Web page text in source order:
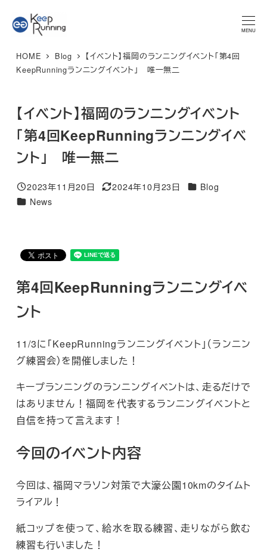
イ
MENU
★マラソンプラン 体験レッスン★ 特別限定価格 3,300円 → ご
予約はこちら
HOME Blog
【イベント】福岡のランニングイベント「第4回
KeepRunningランニングイベント」 唯一無二
【イベント】福岡のランニングイベント
「第4回KeepRunningランニングイベ
ント」 唯一無二
投稿日
2023年11月20日
更新日
2024年10月23日 カテゴリー
Blog
カテゴリー
News
第4回KeepRunningランニングイベ
ント
11/3に「KeepRunningランニングイベント」（ランニン
グ練習会）を開催しました！
キープランニングのランニングイベントは、走るだけで
はありません！福岡を代表するランニングイベントと
自信を持って言えます！
今回のイベント内容
今回は、福岡マラソン対策で大濠公園10kmのタイムト
ライアル！
紙コップを使って、給水を取る練習、走りながら飲む
練習も行いました！